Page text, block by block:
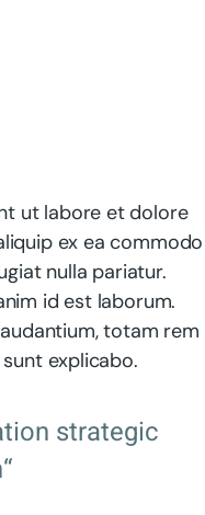
ut labore et dolore
ex ea commodo
nulla pariatur.
id est laborum.
totam rem
explicabo.
strategic